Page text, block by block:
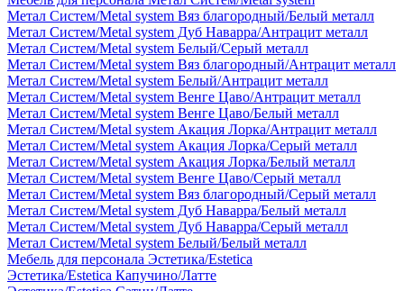
Метал Систем/Metal system Вяз благородный/Белый металл
Метал Систем/Metal system Дуб Наварра/Антрацит металл
Метал Систем/Metal system Белый/Серый металл
Метал Систем/Metal system Вяз благородный/Антрацит металл
Метал Систем/Metal system Белый/Антрацит металл
Метал Систем/Metal system Венге Цаво/Антрацит металл
Метал Систем/Metal system Венге Цаво/Белый металл
Метал Систем/Metal system Акация Лорка/Антрацит металл
Метал Систем/Metal system Акация Лорка/Серый металл
Метал Систем/Metal system Акация Лорка/Белый металл
Метал Систем/Metal system Венге Цаво/Серый металл
Метал Систем/Metal system Вяз благородный/Серый металл
Метал Систем/Metal system Дуб Наварра/Белый металл
Метал Систем/Metal system Дуб Наварра/Серый металл
Метал Систем/Metal system Белый/Белый металл
Мебель для персонала Эстетика/Estetica
Эстетика/Estetica Капучино/Латте